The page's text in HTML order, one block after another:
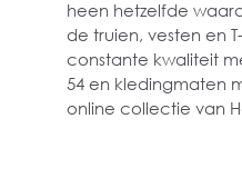
heen hetzelfde
de truien, vesten en
constante kwaliteit
54 en kledingmaten
online collectie van